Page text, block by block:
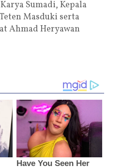
Sumadi, Kepala
Masduki serta
Ahmad Heryawan